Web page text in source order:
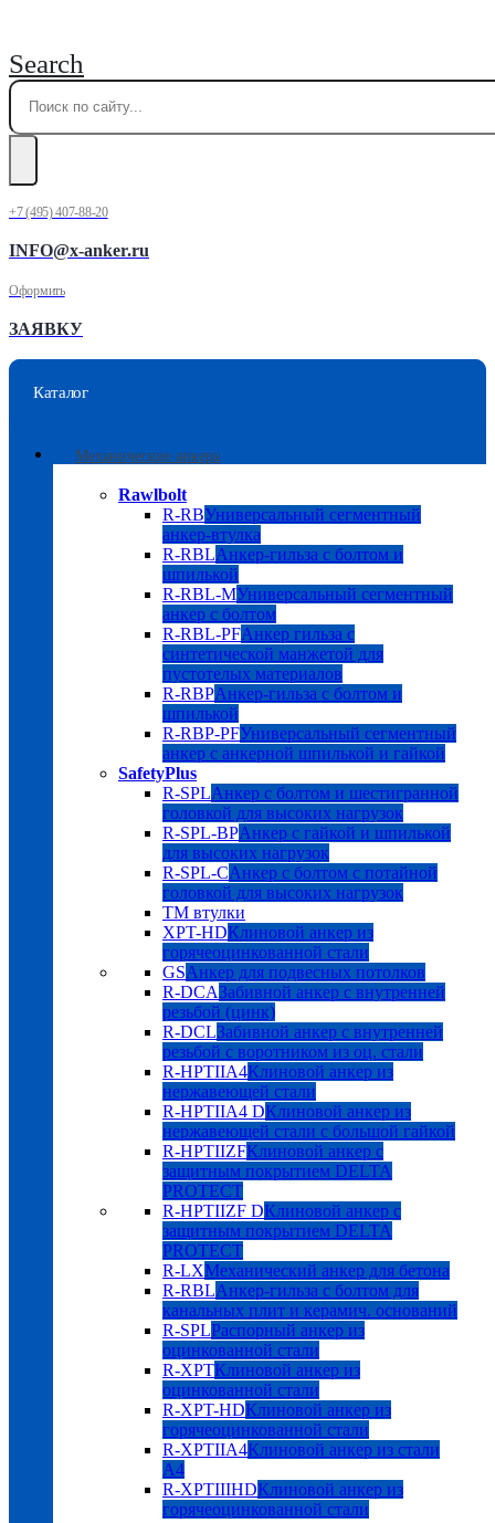
Search
+7 (495) 407-88-20
INFO@x-anker.ru
Оформить
ЗАЯВКУ
Каталог
Механические анкера
Rawlbolt
R-RBУниверсальный сегментный
анкер-втулка
R-RBLАнкер-гильза с болтом и
шпилькой
R-RBL-MУниверсальный сегментный
анкер с болтом
R-RBL-PFАнкер гильза с
синтетической манжетой для
пустотелых материалов
R-RBPАнкер-гильза с болтом и
шпилькой
R-RBP-PFУниверсальный сегментный
анкер с анкерной шпилькой и гайкой
SafetyPlus
R-SPLАнкер с болтом и шестигранной
головкой для высоких нагрузок
R-SPL-BPАнкер с гайкой и шпилькой
для высоких нагрузок
R-SPL-CАнкер с болтом с потайной
головкой для высоких нагрузок
TM втулки
XPT-HDКлиновой анкер из
горячеоцинкованной стали
GSАнкер для подвесных потолков
R-DCAЗабивной анкер с внутренней
резьбой (цинк)
R-DCLЗабивной анкер с внутренней
резьбой с воротником из оц. стали
R-HPTIIA4Клиновой анкер из
нержавеющей стали
R-HPTIIA4 DКлиновой анкер из
нержавеющей стали с большой гайкой
R-HPTIIZFКлиновой анкер с
защитным покрытием DELTA
PROTECT
R-HPTIIZF DКлиновой анкер с
защитным покрытием DELTA
PROTECT
R-LXМеханический анкер для бетона
R-RBLАнкер-гильза с болтом для
канальных плит и керамич. оснований
R-SPLРаспорный анкер из
оцинкованной стали
R-XPTКлиновой анкер из
оцинкованной стали
R-XPT-HDКлиновой анкер из
горячеоцинкованной стали
R-XPTIIA4Клиновой анкер из стали
А4
R-XPTIIIHDКлиновой анкер из
горячеоцинкованной стали